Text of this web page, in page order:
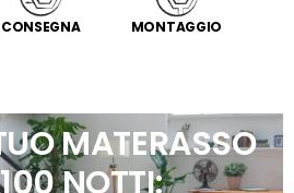
CONSEGNA MONTAGGIO
MATERASSO
NOTTI: